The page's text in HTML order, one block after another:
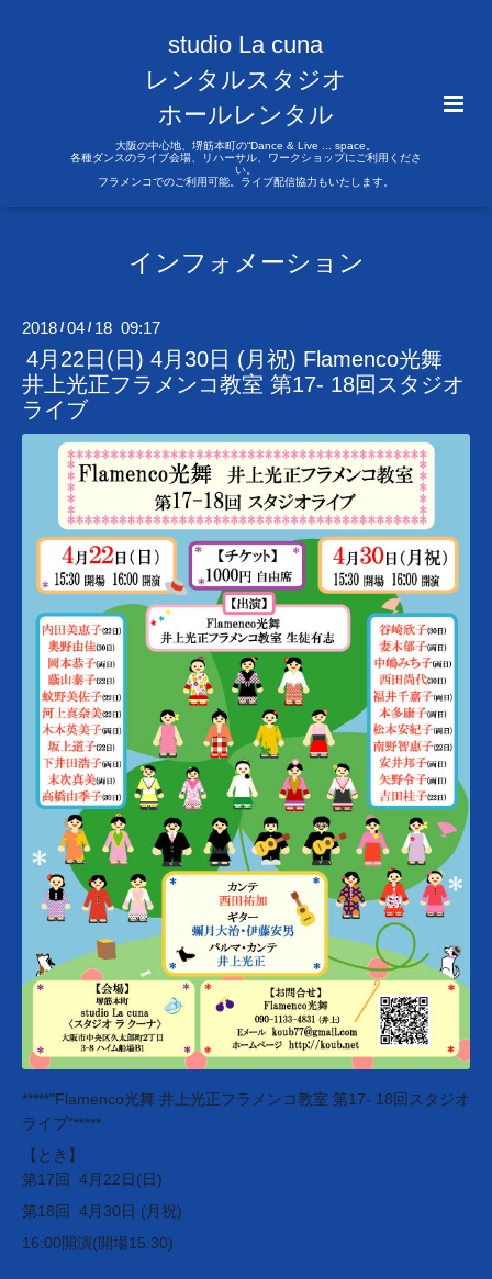
studio La cuna
レンタルスタジオ
ホールレンタル
大阪の中心地、堺筋本町の“Dance & Live ... space。
各種ダンスのライブ会場、リハーサル、ワークショップにご利用くださ
い。
フラメンコでのご利用可能。ライブ配信協力もいたします。
インフォメーション
2018 /04 / 18 09:17
4月22日(日) 4月30日 (月祝) Flamenco光舞
井上光正フラメンコ教室 第17- 18回スタジオ
ライブ
*****"Flamenco光舞 井上光正フラメンコ教室 第17- 18回スタジオ
ライブ"*****
【とき】
第17回 4月22日(日)
第18回 4月30日 (月祝)
16:00開演(開場15:30)